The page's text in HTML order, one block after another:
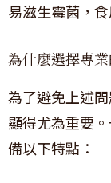
易滋生霉菌，
為什麼選擇專
為了避免上述
顯得尤為重要
備以下特點：